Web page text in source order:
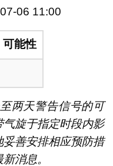
06 11:00
可能性
两天警告信号的可
旋于指定时段内影
善安排相应预防措
消息。